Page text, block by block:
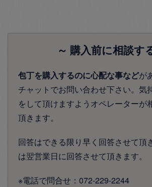
～ 購入前に相談す
包丁を購入するのに心配な事などが
チャットでお問い合わせ下さい。気
をして頂けますようオペレーターが
頂きます。
回答はできる限り早く回答させて頂
は翌営業日に回答させて頂きます。
※電話で問合せ：072-229-2244